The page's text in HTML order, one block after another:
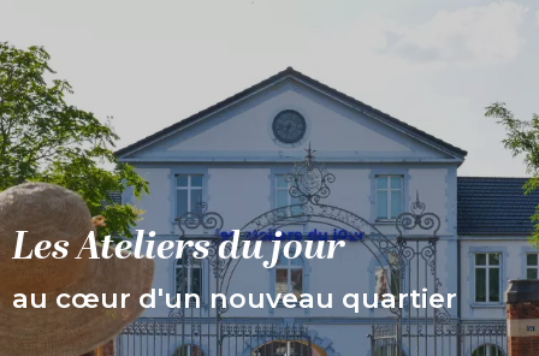
au
contenu
principal
Les Ateliers du jour
au cœur d'un nouveau quartier